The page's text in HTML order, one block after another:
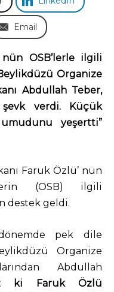
Email
nün OSB’lerle ilgili
Organize
Abdullah Teber,
verdi. Küçük
umudunu yeşertti”
Faruk Özlü’ nün
(OSB) ilgili
destek geldi.
pek dile
Organize
Abdullah
ki Faruk Özlü